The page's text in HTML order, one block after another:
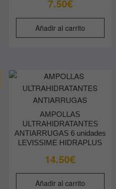
7.50€
Añadir al carrito
AMPOLLAS
ULTRAHIDRATANTES
ANTIARRUGAS 6 unidades
LEVISSIME HIDRAPLUS
14.50€
Añadir al carrito